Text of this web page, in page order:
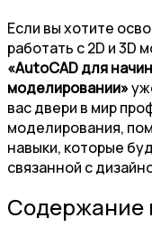
Если вы хотите
работать с 2D и 3D
«AutoCAD для
моделировании»
вас двери в мир
моделирования,
навыки, которые
связанной с
Содержание